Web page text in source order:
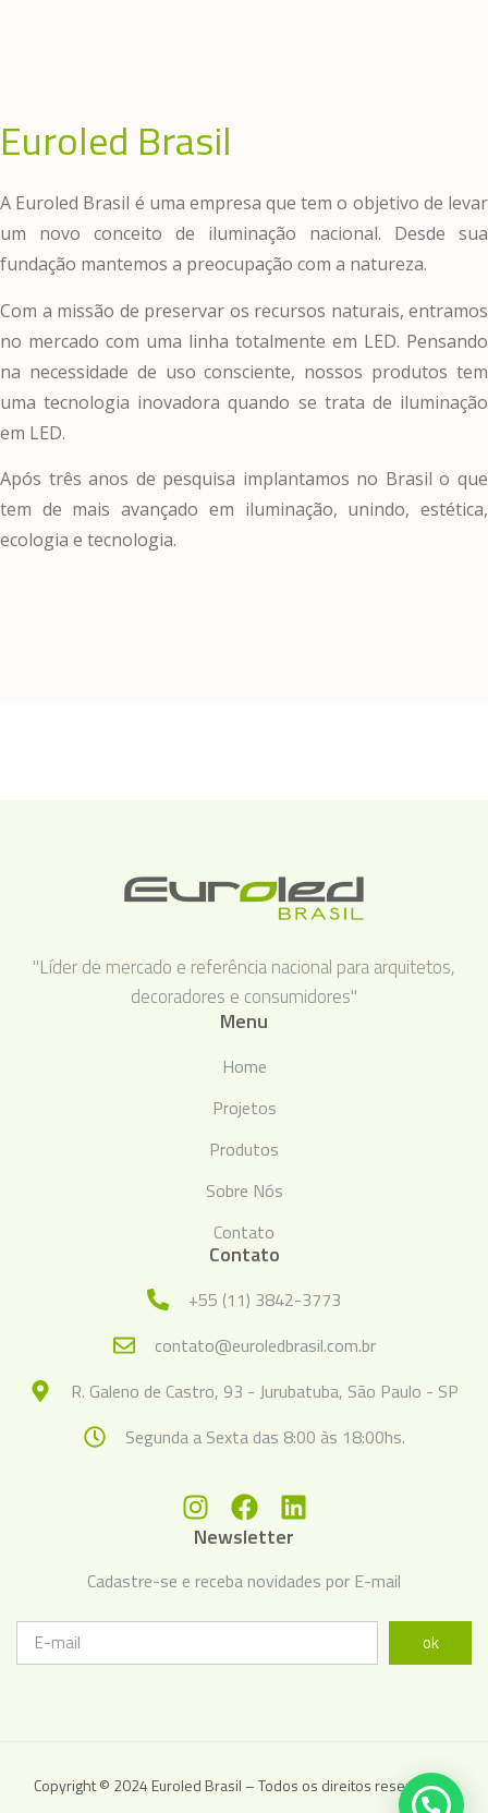
Euroled Brasil
A Euroled Brasil é uma empresa que tem o objetivo de levar
um novo conceito de iluminação nacional. Desde sua
fundação mantemos a preocupação com a natureza.
Com a missão de preservar os recursos naturais, entramos
no mercado com uma linha totalmente em LED. Pensando
na necessidade de uso consciente, nossos produtos tem
uma tecnologia inovadora quando se trata de iluminação
em LED.
Após três anos de pesquisa implantamos no Brasil o que
tem de mais avançado em iluminação, unindo, estética,
ecologia e tecnologia.
"Líder de mercado e referência nacional para arquitetos,
decoradores e consumidores"
Menu
Home
Projetos
Produtos
Sobre Nós
Contato
Contato
+55 (11) 3842-3773
contato@euroledbrasil.com.br
R. Galeno de Castro, 93 - Jurubatuba, São Paulo - SP
Segunda a Sexta das 8:00 às 18:00hs.
Newsletter
Cadastre-se e receba novidades por E-mail
ok
Copyright © 2024 Euroled Brasil – Todos os direitos reservados.